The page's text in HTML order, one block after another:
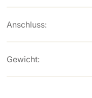
Anschluss:
Gewicht: